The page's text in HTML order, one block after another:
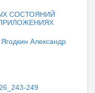
СОСТОЯНИЙ
Ягодкин Александр
249